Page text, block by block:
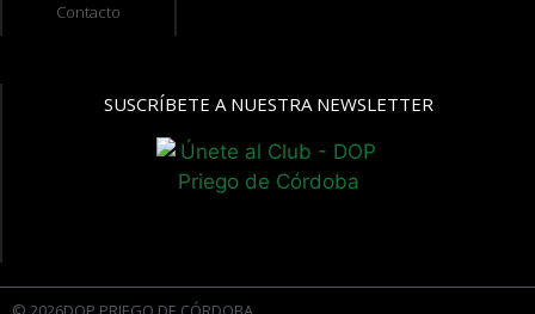
Contacto
SUSCRÍBETE A NUESTRA NEWSLETTER